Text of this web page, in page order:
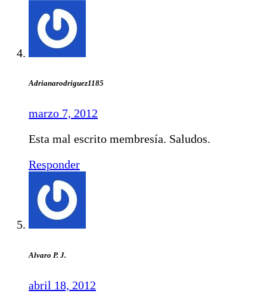
Adrianarodriguez1185
marzo 7, 2012
Esta mal escrito membresía. Saludos.
Responder
Alvaro P. J.
abril 18, 2012